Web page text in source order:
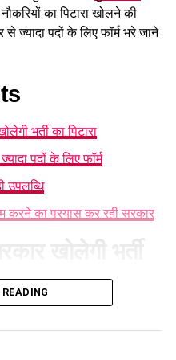
की उपलब्धियों
का पिटारा खोलने की
ज्यादा पदों के लिए फॉर्म भरे जाने
भर्ती का पिटारा
पदों के लिए फॉर्म
उपलब्धि
करने का प्रयास कर रही सरकार
जा रहा है। इसके साथ ही